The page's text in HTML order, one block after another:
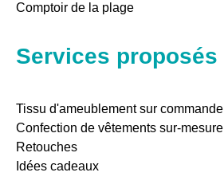
Comptoir de la plage
Services proposés
Tissu d'ameublement sur commande
Confection de vêtements sur-mesure
Retouches
Idées cadeaux